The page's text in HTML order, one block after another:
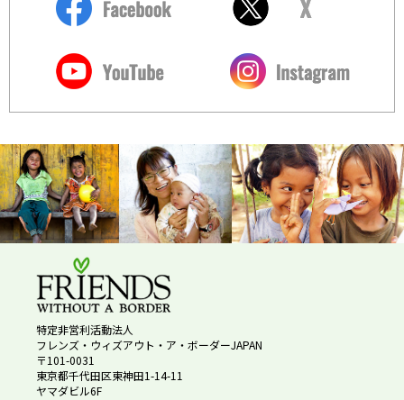
特定非営利活動法人
フレンズ・ウィズアウト・ア・ボーダーJAPAN
〒101-0031
東京都千代田区東神田1-14-11
ヤマダビル6F